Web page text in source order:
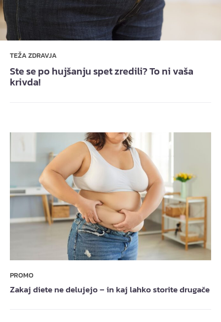
TEŽA ZDRAVJA
Ste se po hujšanju spet zredili? To ni vaša
krivda!
PROMO
Zakaj diete ne delujejo – in kaj lahko storite drugače